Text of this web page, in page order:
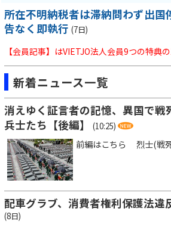
所在不明納税者は滞納問わず出国
告なく即執行 (7日)
【会員記事】はVIETJO法人会員9つの特典
新着ニュース一覧
消えゆく証言者の記憶、異国で戦
兵士たち【後編】
(10:25)
前編はこちら 烈士(戦
配車グラブ、消費者権利保護法違
(8日)